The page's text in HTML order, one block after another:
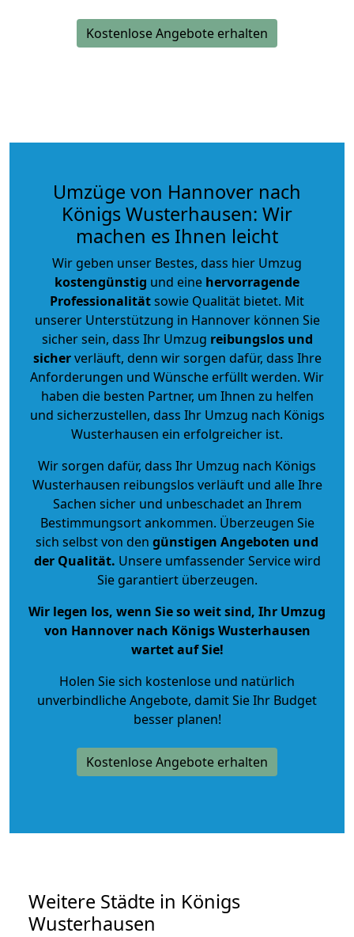
Kostenlose Angebote erhalten
Umzüge von Hannover nach
Königs Wusterhausen: Wir
machen es Ihnen leicht
Wir geben unser Bestes, dass hier Umzug
kostengünstig und eine hervorragende
Professionalitätsowie Qualität bietet. Mit
unserer Unterstützung in Hannover können Sie
sicher sein, dass Ihr Umzug reibungslos und
sicherverläuft, denn wir sorgen dafür, dass Ihre
Anforderungen und Wünsche erfüllt werden. Wir
haben die besten Partner, um Ihnen zu helfen
und sicherzustellen, dass Ihr Umzug nach Königs
Wusterhausen ein erfolgreicher ist.
Wir sorgen dafür, dass Ihr Umzug nach Königs
Wusterhausen reibungslos verläuft und alle Ihre
Sachen sicher und unbeschadet an Ihrem
Bestimmungsort ankommen. Überzeugen Sie
sich selbst von den günstigen Angeboten und
der Qualität. Unsere umfassender Service wird
Sie garantiert überzeugen.
Wir legen los, wenn Sie so weit sind, Ihr Umzug
von Hannover nach Königs Wusterhausen
wartet auf Sie!
Holen Sie sich kostenlose und natürlich
unverbindliche Angebote, damit Sie Ihr Budget
besser planen!
Kostenlose Angebote erhalten
Weitere Städte in Königs
Wusterhausen